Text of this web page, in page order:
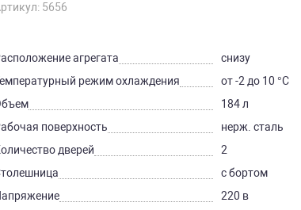
5656
агрегата
снизу
режим охлаждения
от -2 до 10 °С
184 л
поверхность
нерж. сталь
дверей
2
с бортом
220 в